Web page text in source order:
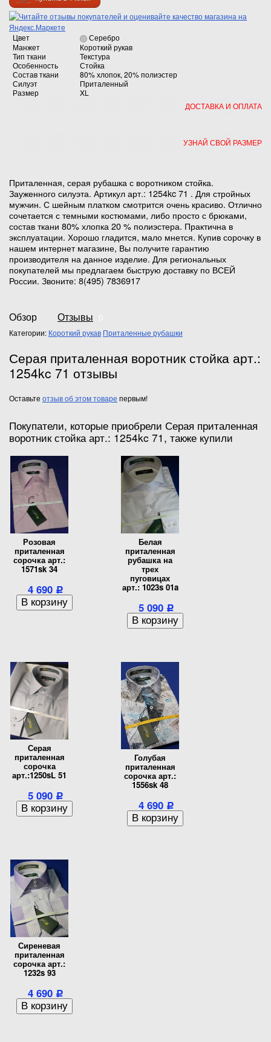
Цвет
Серебро
Манжет
Короткий рукав
Тип ткани
Текстура
Особенность
Стойка
Состав ткани
80% хлопок, 20% полиэстер
Силуэт
Приталенный
Размер
XL
ДОСТАВКА И ОПЛАТА
УЗНАЙ СВОЙ РАЗМЕР
Приталенная, серая рубашка с воротником стойка.
Зауженного силуэта. Артикул арт.: 1254kc 71 . Для стройных
мужчин. С шейным платком смотрится очень красиво. Отлично
сочетается с темными костюмами, либо просто с брюками,
состав ткани 80% хлопка 20 % полиэстера. Практична в
эксплуатации. Хорошо гладится, мало мнется. Купив сорочку в
нашем интернет магазине, Вы получите гарантию
производителя на данное изделие. Для региональных
покупателей мы предлагаем быструю доставку по ВСЕЙ
России. Звоните: 8(495) 7836917
Обзор Отзывы
Категории: Короткий рукав Приталенные рубашки
Серая приталенная воротник стойка арт.:
1254kc 71 отзывы
Оставьте отзыв об этом товаре первым!
Покупатели, которые приобрели Серая приталенная
воротник стойка арт.: 1254kc 71, также купили
Розовая
приталенная
сорочка арт.:
1571sk 34
4 690 Р
Белая
приталенная
рубашка на
трех
пуговицах
арт.: 1023s 01a
5 090 Р
Серая
приталенная
сорочка
арт.:1250sL 51
5 090 Р
Голубая
приталенная
сорочка арт.:
1556sk 48
4 690 Р
Сиреневая
приталенная
сорочка арт.:
1232s 93
4 690 Р